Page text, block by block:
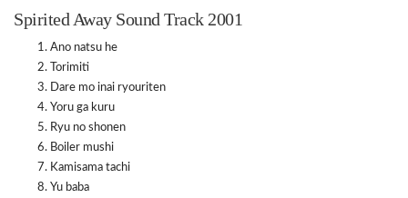
Spirited Away Sound Track 2001
Ano natsu he
Torimiti
Dare mo inai ryouriten
Yoru ga kuru
Ryu no shonen
Boiler mushi
Kamisama tachi
Yu baba